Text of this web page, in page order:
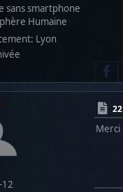
sans smartphone
Humaine
Lyon
12
Merci